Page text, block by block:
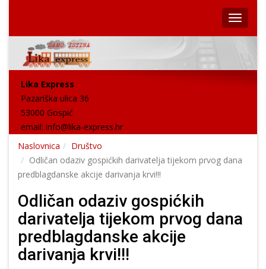
Lika Express
Pazariška ulica 36
53000 Gospić
email: info@lika-express.hr
Naslovnica
Društvo
Odličan odaziv gospićkih darivatelja tijekom prvog dana
predblagdanske akcije darivanja krvi!!!
Odličan odaziv gospićkih
darivatelja tijekom prvog dana
predblagdanske akcije
darivanja krvi!!!